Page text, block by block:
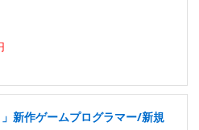
新作ゲームプログラマー/新規